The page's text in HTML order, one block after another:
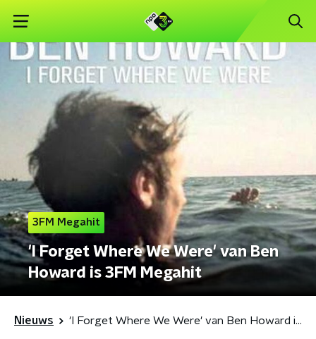
3FM Megahit
'I Forget Where We Were' van Ben
Howard is 3FM Megahit
Nieuws 'I Forget Where We Were' van Ben Howard is 3FM Megahit